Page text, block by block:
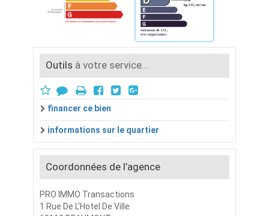
Outils à votre service...
financer ce bien
informations sur le quartier
Coordonnées de l’agence
PRO IMMO Transactions
1 Rue De L'Hotel De Ville